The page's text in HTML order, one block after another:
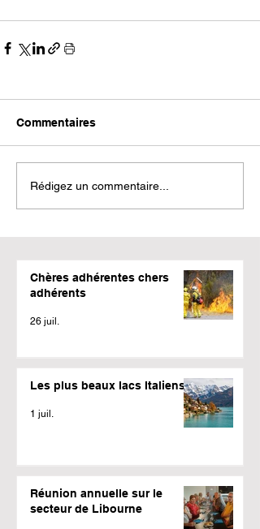
Commentaires
Rédigez un commentaire...
Chères adhérentes chers
adhérents
26 juil.
Les plus beaux lacs Italiens
1 juil.
Réunion annuelle sur le
secteur de Libourne